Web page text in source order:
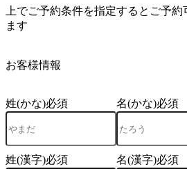
上でご予約条件を指定するとご予
ます
お客様情報
姓(かな)必須 名(かな)必須
姓(漢字)必須 名(漢字)必須